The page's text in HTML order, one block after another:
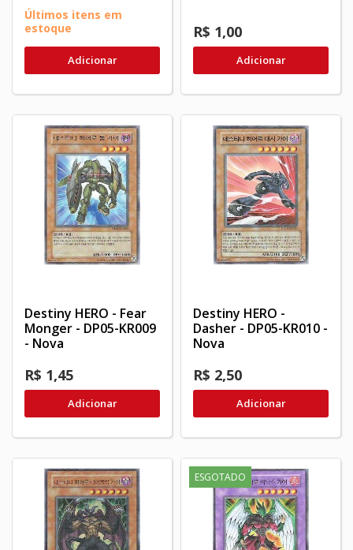
Últimos itens em
estoque
Adicionar
R$ 1,00
Adicionar
Destiny HERO - Fear
Monger - DP05-KR009
- Nova
R$ 1,45
Adicionar
Destiny HERO -
Dasher - DP05-KR010 -
Nova
R$ 2,50
Adicionar
ESGOTADO